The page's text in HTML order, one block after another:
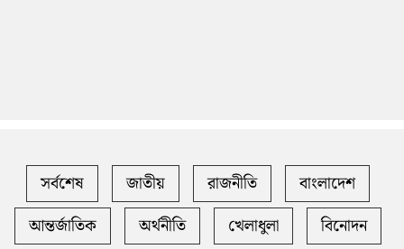
সর্বশেষ জাতীয় রাজনীতি
বাংলাদেশ
আন্তর্জাতিক
অর্থনীতি খেলাধুলা
বিনোদন